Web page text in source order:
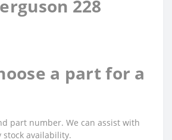
228
a part for a
part number. We can assist with
availability.